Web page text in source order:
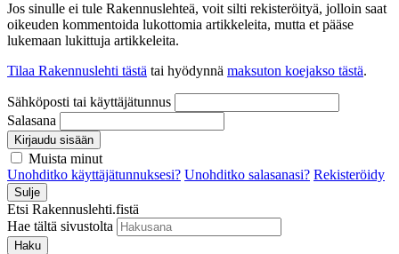
Jos sinulle ei tule Rakennuslehteä, voit silti rekisteröityä, jolloin saat
oikeuden kommentoida lukottomia artikkeleita, mutta et pääse
lukemaan lukittuja artikkeleita.
Tilaa Rakennuslehti tästä tai hyödynnä maksuton koejakso tästä.
Sähköposti tai käyttäjätunnus
Salasana
Kirjaudu sisään
Muista minut
Unohditko käyttäjätunnuksesi? Unohditko salasanasi? Rekisteröidy
Sulje
Etsi Rakennuslehti.fistä
Hae tältä sivustolta
Haku